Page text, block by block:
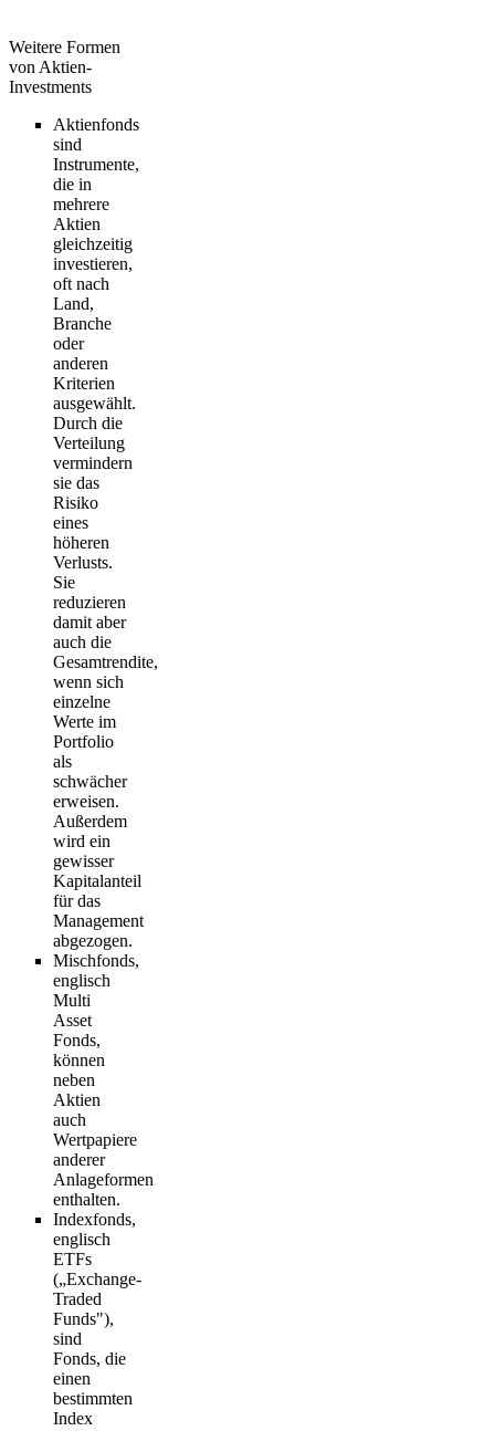
Weitere Formen
von Aktien-
Investments
Aktienfonds
sind
Instrumente,
die in
mehrere
Aktien
gleichzeitig
investieren,
oft nach
Land,
Branche
oder
anderen
Kriterien
ausgewählt.
Durch die
Verteilung
vermindern
sie das
Risiko
eines
höheren
Verlusts.
Sie
reduzieren
damit aber
auch die
Gesamtrendite,
wenn sich
einzelne
Werte im
Portfolio
als
schwächer
erweisen.
Außerdem
wird ein
gewisser
Kapitalanteil
für das
Management
abgezogen.
Mischfonds,
englisch
Multi
Asset
Fonds,
können
neben
Aktien
auch
Wertpapiere
anderer
Anlageformen
enthalten.
Indexfonds,
englisch
ETFs
(„Exchange-
Traded
Funds"),
sind
Fonds, die
einen
bestimmten
Index